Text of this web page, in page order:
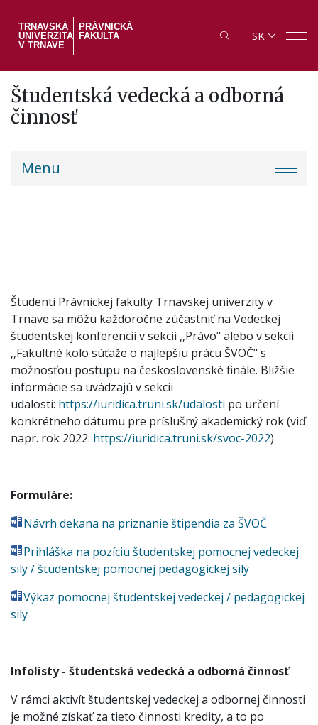
hlavný
TRNAVSKÁ
UNIVERZITA
V TRNAVE
PRÁVNICKÁ
FAKULTA
SK
Študentská vedecká a odborná
činnosť
PF
Menu
Študenti Právnickej fakulty Trnavskej univerzity v
Trnave sa môžu každoročne zúčastniť na Vedeckej
študentskej konferencii v sekcii ,,Právo" alebo v sekcii
,,Fakultné kolo súťaže o najlepšiu prácu ŠVOČ" s
možnosťou postupu na československé finále. Bližšie
informácie sa uvádzajú v sekcii
udalosti: https://iuridica.truni.sk/udalosti po určení
konkrétneho dátumu pre príslušný akademický rok (viď
napr. rok 2022: https://iuridica.truni.sk/svoc-2022)
Formuláre:
Návrh dekana na priznanie štipendia za ŠVOČ
Prihláška na pozíciu študentskej pomocnej vedeckej
sily / študentskej pomocnej pedagogickej sily
Výkaz pomocnej študentskej vedeckej / pedagogickej
sily
Infolisty - študentská vedecká a odborná činnosť
V rámci aktivít študentskej vedeckej a odbornej činnosti
je možné získať za tieto činnosti kredity, a to po